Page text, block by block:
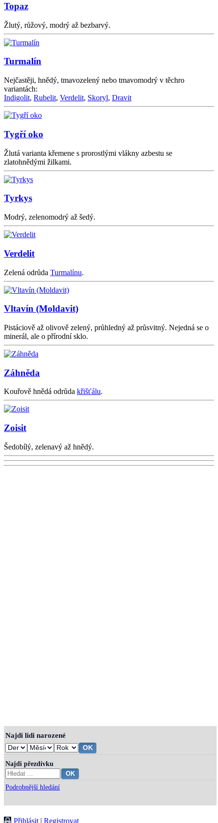
Topaz
Žlutý, růžový, modrý až bezbarvý.
Turmalín
Nejčastěji, hnědý, tmavozelený nebo tmavomodrý v těchro
variantách:
Indigolit, Rubelit, Verdelit, Skoryl, Dravit
Tygří oko
Žlutá varianta křemene s prorostlými vlákny azbestu se
zlatohnědými žilkami.
Tyrkys
Modrý, zelenomodrý až šedý.
Verdelit
Zelená odrůda Turmalínu.
Vltavín (Moldavit)
Pistáciově až olivově zelený, průhledný až průsvitný. Nejedná se o
minerál, ale o přírodní sklo.
Záhněda
Kouřově hnědá odrůda křišťálu.
Zoisit
Šedobílý, zelenavý až hnědý.
Najdi lidi narozené
Najdi přezdívku
Podrobnější hledání
Přihlásit | Registrovat